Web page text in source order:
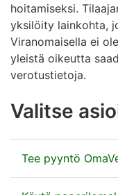
hoitamiseksi.
yksilöity lainkohta,
Viranomaisella ei
yleistä oikeutta
verotustietoja.
Valitse
Tee pyyntö